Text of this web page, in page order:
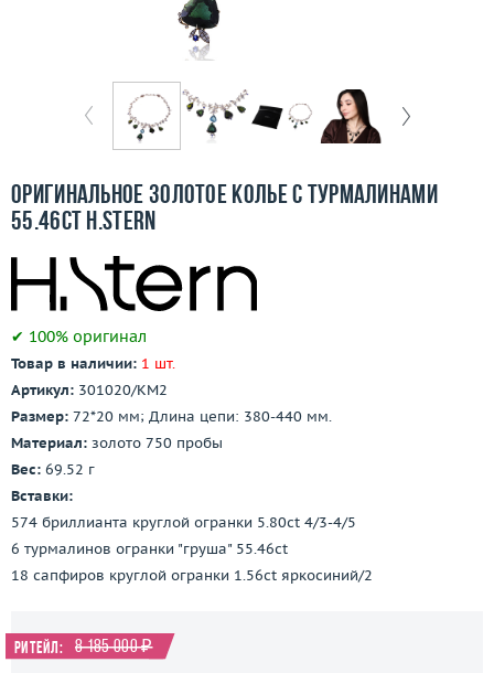
Бесплатная доставка
О компании
Контакты
3D-тур по шоуруму
Оригинальное золотое колье с турмалинами
55.46ct H.Stern
✔ 100% оригинал
Товар в наличии: 1 шт.
Артикул: 301020/КМ2
Размер: 72*20 мм; Длина цепи: 380-440 мм.
Материал: золото 750 пробы
Вес: 69.52 г
Вставки:
574 бриллианта круглой огранки 5.80ct 4/3-4/5
6 турмалинов огранки "груша" 55.46ct
18 сапфиров круглой огранки 1.56ct яркосиний/2
Ритейл: 8 185 000 ₽